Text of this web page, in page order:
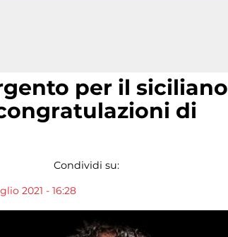
per il siciliano
di
Condividi su:
2021 - 16:28